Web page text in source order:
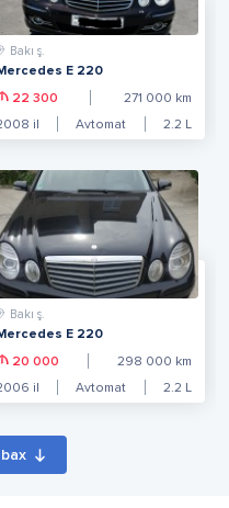
Bakı ş.
E 220
22 300 271 000 km
il Avtomat 2.2 L
Bakı ş.
E 220
20 000 298 000 km
il Avtomat 2.2 L
bax